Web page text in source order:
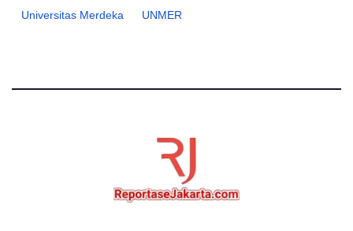
Universitas Merdeka UNMER